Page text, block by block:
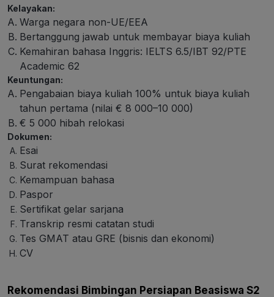
Kelayakan:
Warga negara non-UE/EEA
Bertanggung jawab untuk membayar biaya kuliah
Kemahiran bahasa Inggris: IELTS 6.5/IBT 92/PTE
Academic 62
Keuntungan:
Pengabaian biaya kuliah 100% untuk biaya kuliah
tahun pertama (nilai € 8 000–10 000)
€ 5 000 hibah relokasi
Dokumen:
Esai
Surat rekomendasi
Kemampuan bahasa
Paspor
Sertifikat gelar sarjana
Transkrip resmi catatan studi
Tes GMAT atau GRE (bisnis dan ekonomi)
CV
Rekomendasi Bimbingan Persiapan Beasiswa S2